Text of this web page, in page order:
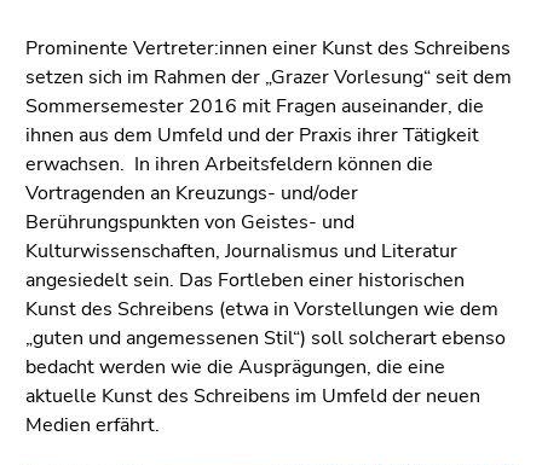
Prominente Vertreter:innen einer Kunst des Schreibens
setzen sich im Rahmen der „Grazer Vorlesung“ seit dem
Sommersemester 2016 mit Fragen auseinander, die
ihnen aus dem Umfeld und der Praxis ihrer Tätigkeit
erwachsen. In ihren Arbeitsfeldern können die
Vortragenden an Kreuzungs- und/oder
Berührungspunkten von Geistes- und
Kulturwissenschaften, Journalismus und Literatur
angesiedelt sein. Das Fortleben einer historischen
Kunst des Schreibens (etwa in Vorstellungen wie dem
„guten und angemessenen Stil“) soll solcherart ebenso
bedacht werden wie die Ausprägungen, die eine
aktuelle Kunst des Schreibens im Umfeld der neuen
Medien erfährt.